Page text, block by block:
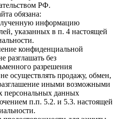
РФ.
обязана:
информацию
указанных в п. 4 настоящей
конфиденциальной
разглашать без
разрешения
осуществлять продажу, обмен,
иными возможными
персональных данных
п.п. 5.2. и 5.3. настоящей